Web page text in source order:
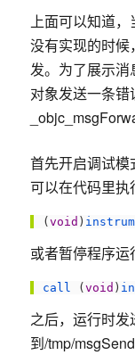
上面可以知道
没有实现的时
发。为了展示
对象发送一条
首先开启调试模
可以在代码里执
( void )
或者暂停程序运
call ( void )
之后，运行时
到/tmp/